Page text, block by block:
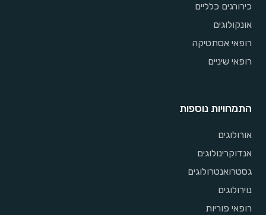
כירורגים כלליים
אונקולוגים
רופאי אסתטיקה
רופאי שיניים
התמחויות נוספות
אורולוגים
אנדוקרינולוגים
גסטרואנטרולוגים
נוירולוגים
רופאי פוריות